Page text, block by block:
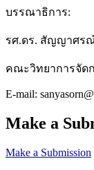
บรรณาธิการ:
รศ.ดร. สัญญาศร
คณะวิทยาการจัด
E-mail:
Make a
Make a Submission